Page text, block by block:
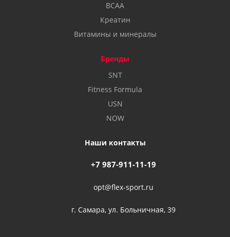
BCAA
Креатин
Витамины и минералы
Бренды
SNT
Fitness Formula
USN
NOW
Наши контакты
+7 987-911-11-19
opt@flex-sport.ru
г. Самара, ул. Больничная, 39